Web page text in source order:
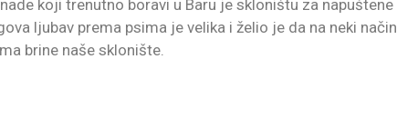
koji trenutno boravi u Baru je skloništu za napuštene
ljubav prema psima je velika i želio je da na neki način
brine naše sklonište.